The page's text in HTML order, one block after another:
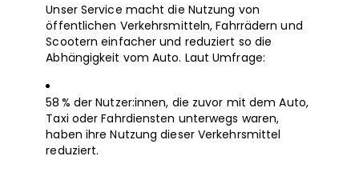
Unser Service macht die Nutzung von
öffentlichen Verkehrsmitteln, Fahrrädern und
Scootern einfacher und reduziert so die
Abhängigkeit vom Auto. Laut Umfrage:
58 % der Nutzer:innen, die zuvor mit dem Auto,
Taxi oder Fahrdiensten unterwegs waren,
haben ihre Nutzung dieser Verkehrsmittel
reduziert.